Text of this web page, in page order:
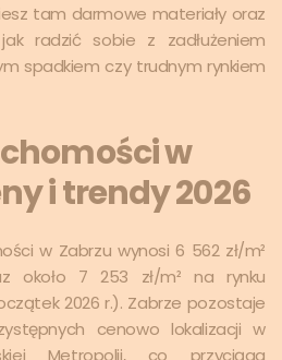
tam darmowe materiały oraz
radzić sobie z zadłużeniem
spadkiem czy trudnym rynkiem
w
i trendy 2026
w Zabrzu wynosi 6 562 zł/m²
około 7 253 zł/m² na rynku
2026 r.). Zabrze pozostaje
cenowo lokalizacji w
Metropolii, co przyciąga